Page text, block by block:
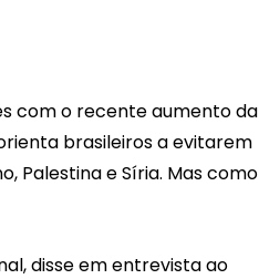
com o recente aumento da
brasileiros a evitarem
Palestina e Síria. Mas como
disse em entrevista ao